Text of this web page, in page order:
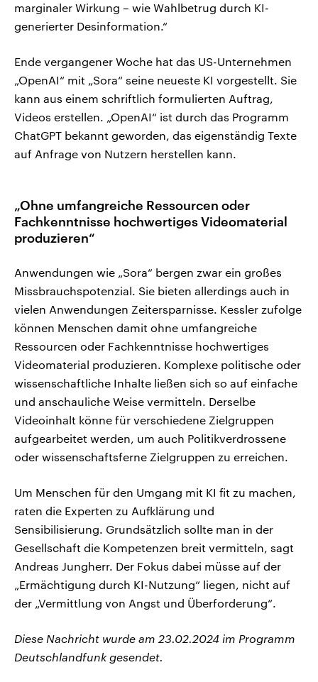
marginaler Wirkung – wie Wahlbetrug durch KI-
generierter Desinformation.“
Ende vergangener Woche hat das US-Unternehmen
„OpenAI“ mit „Sora“ seine neueste KI vorgestellt. Sie
kann aus einem schriftlich formulierten Auftrag,
Videos erstellen. „OpenAI“ ist durch das Programm
ChatGPT bekannt geworden, das eigenständig Texte
auf Anfrage von Nutzern herstellen kann.
„Ohne umfangreiche Ressourcen oder
Fachkenntnisse hochwertiges Videomaterial
produzieren“
Anwendungen wie „Sora“ bergen zwar ein großes
Missbrauchspotenzial. Sie bieten allerdings auch in
vielen Anwendungen Zeitersparnisse. Kessler zufolge
können Menschen damit ohne umfangreiche
Ressourcen oder Fachkenntnisse hochwertiges
Videomaterial produzieren. Komplexe politische oder
wissenschaftliche Inhalte ließen sich so auf einfache
und anschauliche Weise vermitteln. Derselbe
Videoinhalt könne für verschiedene Zielgruppen
aufgearbeitet werden, um auch Politikverdrossene
oder wissenschaftsferne Zielgruppen zu erreichen.
Um Menschen für den Umgang mit KI fit zu machen,
raten die Experten zu Aufklärung und
Sensibilisierung. Grundsätzlich sollte man in der
Gesellschaft die Kompetenzen breit vermitteln, sagt
Andreas Jungherr. Der Fokus dabei müsse auf der
„Ermächtigung durch KI-Nutzung“ liegen, nicht auf
der „Vermittlung von Angst und Überforderung“.
Diese Nachricht wurde am 23.02.2024 im Programm
Deutschlandfunk gesendet.